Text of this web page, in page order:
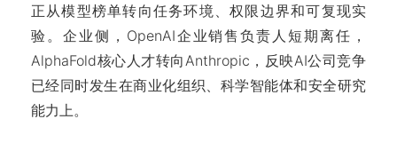
正从模型榜单转向任务环境、权限边界和可复现实
验。企业侧，OpenAI企业销售负责人短期离任，
AlphaFold核心人才转向Anthropic，反映AI公司竞争
已经同时发生在商业化组织、科学智能体和安全研究
能力上。